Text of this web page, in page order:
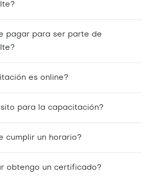
pagar para ser parte de
es online?
para la capacitación?
cumplir un horario?
obtengo un certificado?